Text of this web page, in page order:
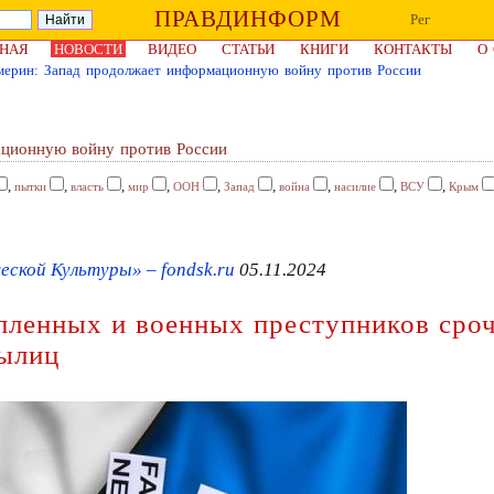
ПРАВДИНФОРМ
Рег
НОВОСТИ ВИДЕО СТАТЬИ КНИГИ КОНТАКТЫ
О
Запад продолжает информационную войну против России
войну против России
, пытки , власть , мир , ООН , Запад , война , насилие , ВСУ , Крым
Культуры» – fondsk.ru 05.11.2024
и военных преступников